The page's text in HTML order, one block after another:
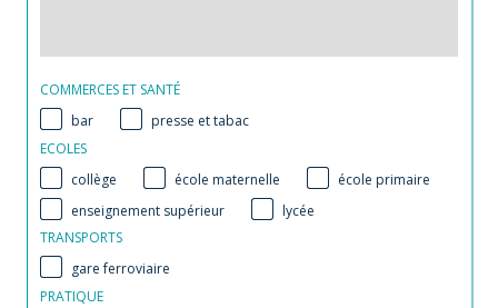
COMMERCES ET SANTÉ
bar
presse et tabac
ECOLES
collège
école maternelle
école primaire
enseignement supérieur
lycée
TRANSPORTS
gare ferroviaire
PRATIQUE